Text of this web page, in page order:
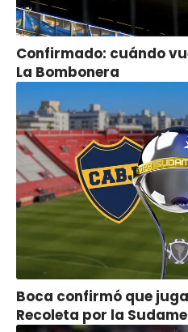
Confirmado: cuándo
La Bombonera
Boca confirmó que
Recoleta por la